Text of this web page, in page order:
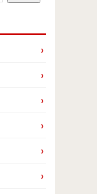
›
›
›
›
›
›